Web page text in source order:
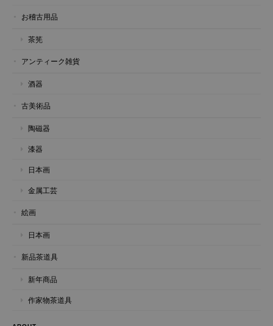
お稽古用品
茶筅
アンティーク雑貨
酒器
古美術品
陶磁器
漆器
日本画
金属工芸
絵画
日本画
新品茶道具
新年商品
作家物茶道具